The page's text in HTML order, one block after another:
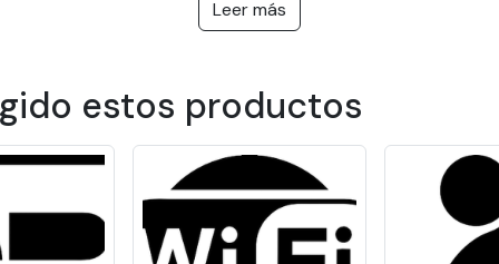
showers and confidential public or private areas:
Leer más
estos productos